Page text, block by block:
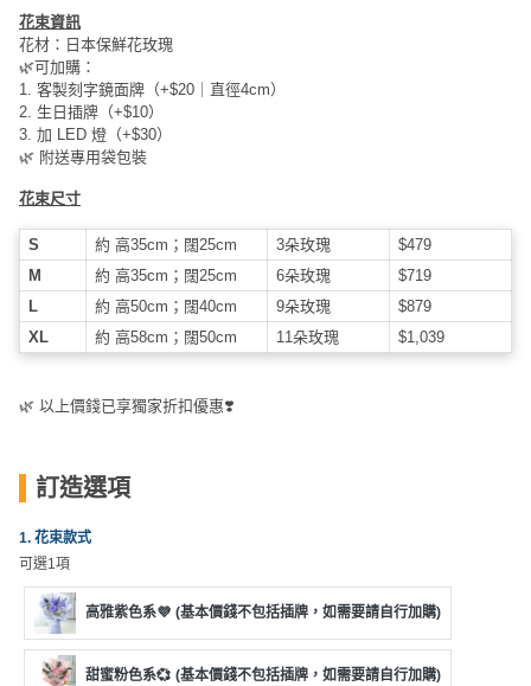
及
花
藝
禮
品
製
禮
物
場
地
置
食
即
煮
系
列
拍
拖
企
業
公
司
活
動
婚
親
活
動
夾
時
間
神
情
侶
心
願
清
聯
花束資訊
花材：日本保鮮花玫瑰
🌿可加購：
1. 客製刻字鏡面牌（+$20｜直徑4cm）
2. 生日插牌（+$10）
3. 加 LED 燈（+$30）
🌿 附送專用袋包裝
花束尺寸
S 約 高35cm；闊25cm 3朵玫瑰
$479
M
約 高35cm；闊25cm 6朵玫瑰
$719
L
約 高50cm；闊40cm 9朵玫瑰
$879
XL
約 高58cm；闊50cm 11朵玫瑰 $1,039
🌿 以上價錢已享獨家折扣優惠❣️
訂造選項
1. 花束款式
可選1項
高雅紫色系💜 (基本價錢不包括插牌，如需要請自行加購)
甜蜜粉色系💞 (基本價錢不包括插牌，如需要請自行加購)